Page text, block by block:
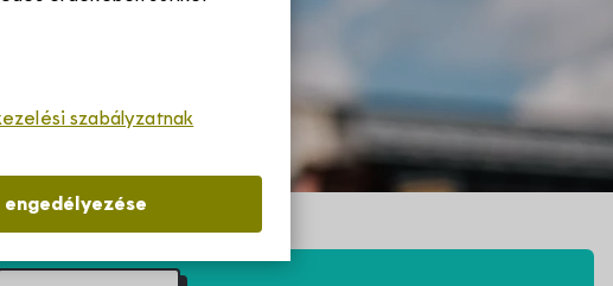
szabályzatnak
engedélyezése